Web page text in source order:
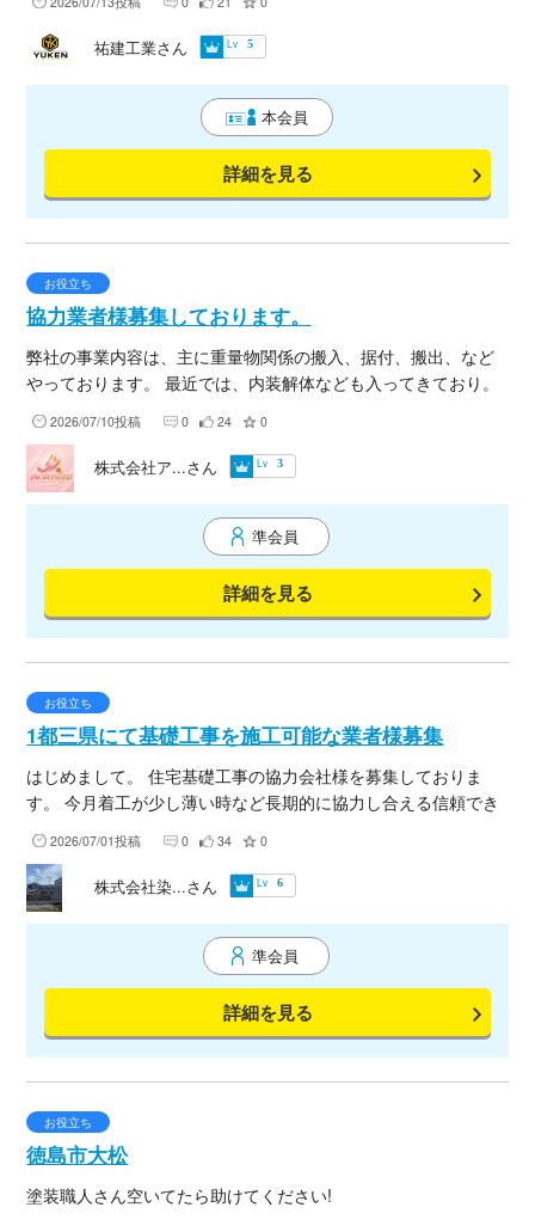
程変更にも柔軟に対応。一つひとつの現場を大切にし、「また
お願いしたい」と思っていただける仕事を心掛けています。 ✔
安全第一で確実な施工 ✔ スピーディーな対応力 ✔ 現場に合わ
せた柔軟な対応 ✔ 信頼関係を大切にした丁寧な仕事 新規取引
先・協力会社様とのご縁を大切にしております。 足場工事のパ
ートナーをお探しの元請け企業様は、ぜひお気軽にご相談くだ
さい。 祐建工業 若さを力に、技術で信頼を築きます。
本会員
詳細を見る
祐建工業さん Lv 5
お役立ち
協力業者様募集しております。
弊社の事業内容は、主に重量物関係の搬入、据付、搬出、など
やっております。 最近では、内装解体なども入ってきており。
したらよろしくお願い致します。
2026/07/10投稿 0 24 0
準会員
詳細を見る
株式会社ア...さん Lv 3
お役立ち
1都三県にて基礎工事を施工可能な業者様募集
はじめまして。 住宅基礎工事の協力会社様を募集しておりま
す。 今月着工が少し薄い時など長期的に協力し合える信頼でき
うぞ宜しくお願いいたします。
2026/07/01投稿 0 34 0
準会員
詳細を見る
株式会社染...さん Lv 6
お役立ち
徳島市大松
塗装職人さん空いてたら助けてください!